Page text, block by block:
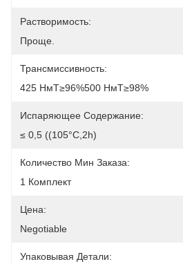
Растворимость:
Проще.
Трансмиссивность:
425 НмТ≥96%500 НмТ≥98%
Испаряющее Содержание:
≤ 0,5 ((105°C,2h)
Количество Мин Заказа:
1 Комплект
Цена:
Negotiable
Упаковывая Детали: